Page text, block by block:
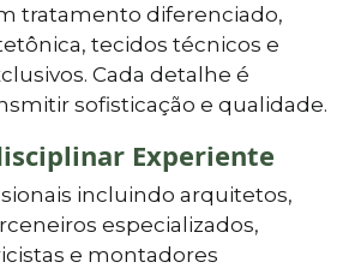
tratamento diferenciado,
tecidos técnicos e
Cada detalhe é
sofisticação e qualidade.
Experiente
incluindo arquitetos,
especializados,
e montadores